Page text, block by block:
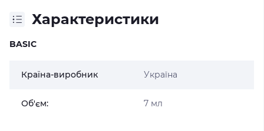
Характеристики
BASIC
Країна-виробник Україна
Об'єм: 7 мл